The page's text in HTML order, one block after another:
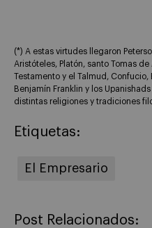
(*) A estas virtudes llegaron
Aristóteles, Platón, santo Tomas
Testamento y el Talmud, Confucio,
Benjamín Franklin y los
distintas religiones y tradiciones
Etiquetas:
El Empresario
Post Relacionados: